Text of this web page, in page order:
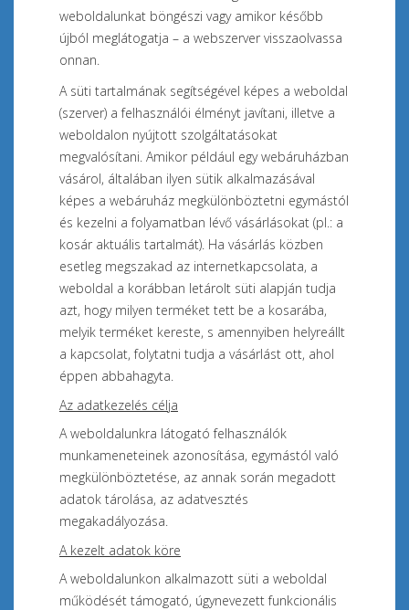
weboldalunkat böngészi vagy amikor később
újból meglátogatja – a webszerver visszaolvassa
onnan
A süti tartalmának segítségével képes a weboldal
(szerver) a felhasználói élményt javítani, illetve a
weboldalon nyújtott szolgáltatásokat
megvalósítani. Amikor például egy webáruházban
vásárol, általában ilyen sütik alkalmazásával
képes a webáruház megkülönböztetni egymástól
és kezelni a folyamatban lévő vásárlásokat (pl.: a
kosár aktuális tartalmát). Ha vásárlás közben
esetleg megszakad az internetkapcsolata, a
weboldal a korábban letárolt süti alapján tudja
azt, hogy milyen terméket tett be a kosarába,
melyik terméket kereste, s amennyiben helyreállt
a kapcsolat, folytatni tudja a vásárlást ott, ahol
éppen abbahagyta.
Az adatkezelés célja
A weboldalunkra látogató felhasználók
munkameneteinek azonosítása, egymástól való
megkülönböztetése, az annak során megadott
adatok tárolása, az adatvesztés
megakadályozása.
A kezelt adatok köre
A weboldalunkon alkalmazott süti a weboldal
működését támogató, úgynevezett funkcionális